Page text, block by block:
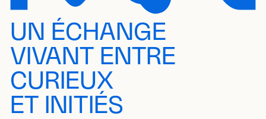
UN ÉCHANGE
VIVANT ENTRE
CURIEUX
ET INITIÉS